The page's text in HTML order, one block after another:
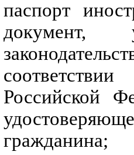
паспорт
документ,
Российской
гражданина;